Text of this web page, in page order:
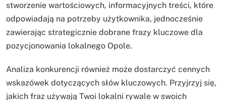
stworzenie wartościowych, informacyjnych treści, które
odpowiadają na potrzeby użytkownika, jednocześnie
zawierając strategicznie dobrane frazy kluczowe dla
pozycjonowania lokalnego Opole.
Analiza konkurencji również może dostarczyć cennych
wskazówek dotyczących słów kluczowych. Przyjrzyj się,
jakich fraz używają Twoi lokalni rywale w swoich